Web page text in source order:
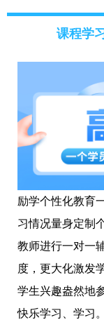
课程学习
励学个性化教育
习情况量身定制
教师进行一对一
度，更大化激发
学生兴趣盎然地
快乐学习、学习。